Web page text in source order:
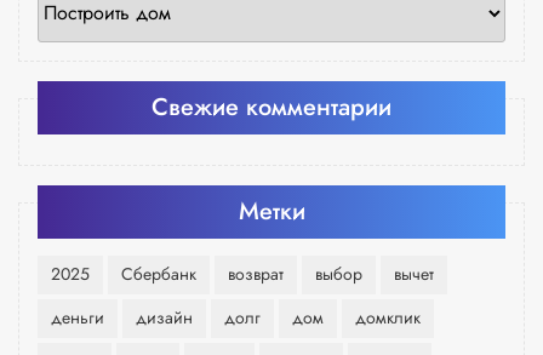
Свежие комментарии
Метки
2025 Сбербанк возврат выбор
вычет
деньги
дизайн долг дом
домклик